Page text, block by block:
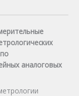
аналоговых